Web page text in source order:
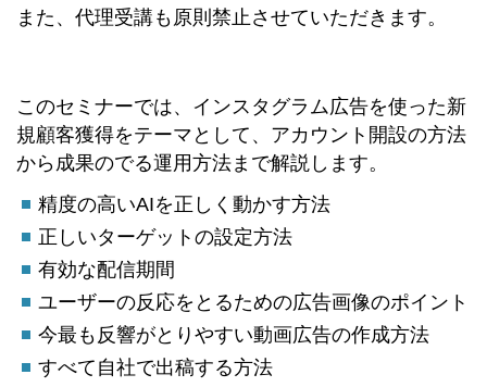
また、代理受講も原則禁止させていただきます。
このセミナーでは、インスタグラム広告を使った新
規顧客獲得をテーマとして、アカウント開設の方法
から成果のでる運用方法まで解説します。
精度の高いAIを正しく動かす方法
正しいターゲットの設定方法
有効な配信期間
ユーザーの反応をとるための広告画像のポイント
今最も反響がとりやすい動画広告の作成方法
すべて自社で出稿する方法